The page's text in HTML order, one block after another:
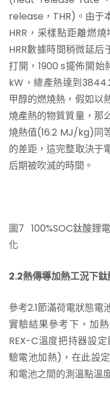
release，THR)。由于
HRR，采樣點距離燃
HRR數據時間稍微延后
打開，1900 s擺佈開始
kW，總產熱達到
甲醇的燃燒熱，假如以
燒產熱的物質質量，那
燒熱值(16.2 MJ/kg)同
的差距，這完整取決于
后期被吹滅的時間。
圖7 100%SOC鈦酸鋰
化
2.2熱傳導加熱工況下
參考2.1節滿荷電狀態
實驗結果參考下，加
REX-C溫度把持器設
驗電池加熱)，在此設
和電池之間的測溫點溫